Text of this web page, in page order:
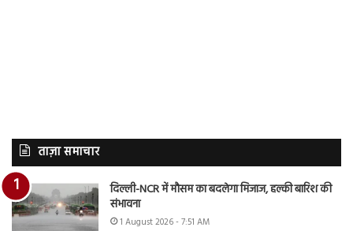
ताज़ा समाचार
दिल्ली-NCR में मौसम का बदलेगा मिजाज, हल्की बारिश की
संभावना
1 August 2026 - 7:51 AM